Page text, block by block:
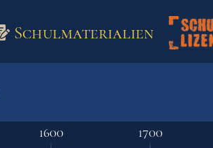
Schulmaterialien
1600 1700